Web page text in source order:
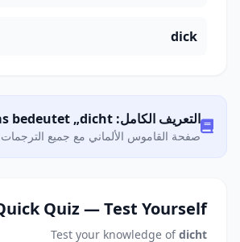
dick
التعريف الكامل: Was bedeutet „dicht"?
صفحة القاموس الألماني مع جميع الترجمات
Quiz — Test Yourself
Test your knowledge ofdicht